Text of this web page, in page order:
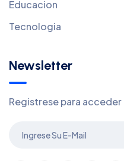
Educacion
Tecnologia
Newsletter
Registrese para